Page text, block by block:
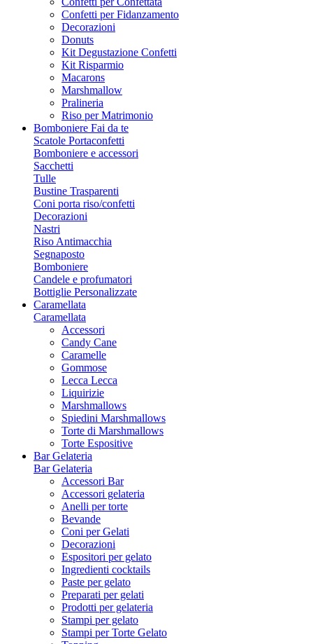
Confetti per Fidanzamento
Decorazioni
Donuts
Kit Degustazione Confetti
Kit Risparmio
Macarons
Marshmallow
Pralineria
Riso per Matrimonio
Bomboniere Fai da te
Scatole Portaconfetti
Bomboniere e accessori
Sacchetti
Tulle
Bustine Trasparenti
Coni porta riso/confetti
Decorazioni
Nastri
Riso Antimacchia
Segnaposto
Bomboniere
Candele e profumatori
Bottiglie Personalizzate
Caramellata
Caramellata
Accessori
Candy Cane
Caramelle
Gommose
Lecca Lecca
Liquirizie
Marshmallows
Spiedini Marshmallows
Torte di Marshmallows
Torte Espositive
Bar Gelateria
Bar Gelateria
Accessori Bar
Accessori gelateria
Anelli per torte
Bevande
Coni per Gelati
Decorazioni
Espositori per gelato
Ingredienti cocktails
Paste per gelato
Preparati per gelati
Prodotti per gelateria
Stampi per gelato
Stampi per Torte Gelato